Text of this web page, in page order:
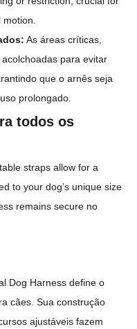
As áreas críticas,
para evitar
que o arnês seja
prolongado.
todos os
straps allow for a
to your dog’s unique size
remains secure no
Dog Harness define o
cães. Sua construção
ajustáveis fazem